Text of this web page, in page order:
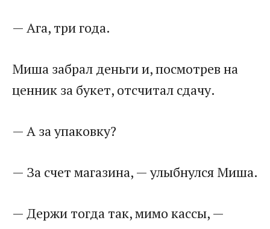
— Ага, три года.
Миша забрал деньги и, посмотрев на
ценник за букет, отсчитал сдачу.
— А за упаковку?
— За счет магазина, — улыбнулся Миша.
— Держи тогда так, мимо кассы, —